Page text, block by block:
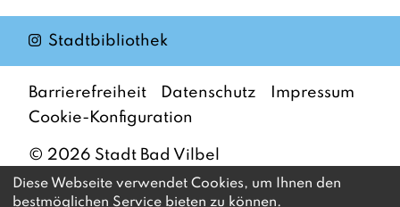
Instagram
Stadtbibliothek
© 2026 Stadt Bad Vilbel
Barrierefreiheit Datenschutz
Impressum
Cookie-Konfiguration
Diese Webseite verwendet Cookies, um Ihnen den
bestmöglichen Service bieten zu können.